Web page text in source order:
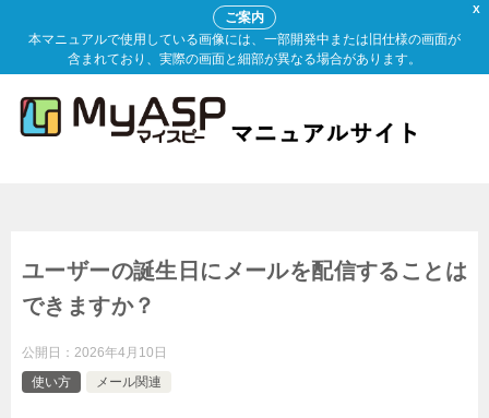
X
ご案内
本マニュアルで使用している画像には、一部開発中または旧仕様の画面が
含まれており、実際の画面と細部が異なる場合があります。
ユーザーの誕生日にメールを配信することは
できますか？
公開日： 2026年4月10日
使い方
メール関連